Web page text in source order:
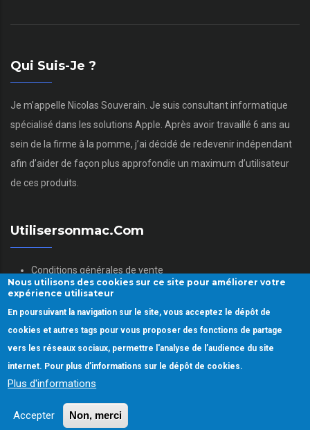
Qui Suis-Je ?
Je m’appelle Nicolas Souverain. Je suis consultant informatique
spécialisé dans les solutions Apple. Après avoir travaillé 6 ans au
sein de la firme à la pomme, j’ai décidé de redevenir indépendant
afin d’aider de façon plus approfondie un maximum d’utilisateur
de ces produits.
Utilisersonmac.com
Conditions générales de vente
Mentions légales
Politique des données personnelles
Gestion des Cookies
Copyright © 2022.Utiliser son mac.
Nous utilisons des cookies sur ce site pour améliorer votre
expérience utilisateur
En poursuivant la navigation sur le site, vous acceptez le dépôt de
cookies et autres tags pour vous proposer des fonctions de partage
vers les réseaux sociaux, permettre l'analyse de l’audience du site
internet. Pour plus d’informations sur le dépôt de cookies.
Plus d'informations
Accepter Non, merci